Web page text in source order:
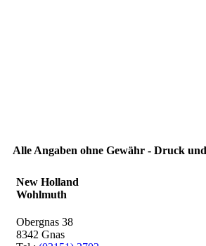
Alle Angaben ohne Gewähr - Druck
New Holland
Wohlmuth
Obergnas 38
8342 Gnas